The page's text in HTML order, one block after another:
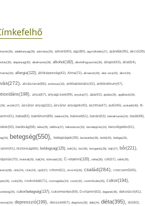
adalékanyag(28), adomány(26), advent(40), agy(80), agyműködés(27), ajándék(95), akció(39),
alapanyag(30), alkalmazás(28), alkohol(182), alkoholfogyasztás(36), állapot(43), állat(54),
allergia(122), állóképesség(42), Alma(72), almaecet(26), aloe vera(33), álom(34),
alvászavar(66), aminosav(33), antibakteriális(42), antibiotikum(47),
anya(67), anyagcsere(99), anyuka(27), apa(42), ápolás(29), applikáció(26),
arcbőr(27), ásványi anyag(111), ásványi anyagok(40), asztma(47), autó(46), avokádó(36), B-
baba(82), baktérium(89), balaton(34), baleset(51), banán(53), bántalmazás(24), barát(48),
barátság(58), béke(29), bélflóra(37), bélrendszer(33), bemelegítés(24), beszélgetés(61),
betegség(550), betegségek(39), bevásárlás(28), bicikli(25), biológia(25),
biztonság(66), boldogság(125), bolt(31), bor(36), borogatás(28), böjt(27), bőr(221),
brokkoli(29), buli(24), bűntudat(32), C-vitamin(120), cékla(28), cél(57), célok(29),
cikk(24), Cink(24), cipő(37), citrom(61), citromfű(26), család(284), csecsemő(45),
csoki(35), csokoládé(71), csomagolás(24), csont(32), csontritkulás(35), cukor(194),
cukorbetegség(137), cukormentes(69), D-vitamin(53), daganat(36), dekoráció(41),
depresszió(199), desszert(67), diagnózis(28), diák(24), diéta(395), dió(50),